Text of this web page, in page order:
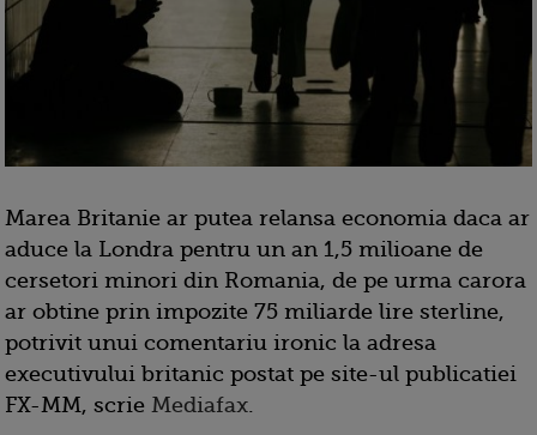
Marea Britanie ar putea relansa economia daca ar
aduce la Londra pentru un an 1,5 milioane de
cersetori minori din Romania, de pe urma carora
ar obtine prin impozite 75 miliarde lire sterline,
potrivit unui comentariu ironic la adresa
executivului britanic postat pe site-ul publicatiei
FX-MM, scrie Mediafax.